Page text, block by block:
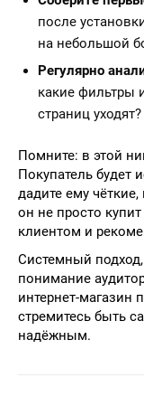
после
на небольшой
Регулярно
какие фильтры
страниц
Помните: в этой
Покупатель будет
дадите ему
он не просто
клиентом и
Системный
понимание
интернет-магазин
стремитесь быть
надёжным.